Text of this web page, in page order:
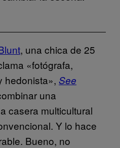
, una chica de 25
«fotógrafa,
hedonista», See
una
casera multicultural
Y lo hace
Bueno, no